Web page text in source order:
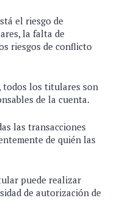
el riesgo de
la falta de
riesgos de conflicto
todos los titulares son
de la cuenta.
las transacciones
de quién las
puede realizar
de autorización de